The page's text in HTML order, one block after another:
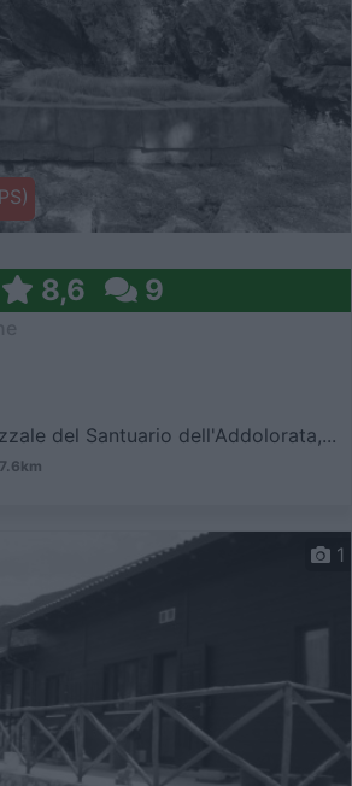
8,6 9
del Santuario dell'Addolorata,...
1